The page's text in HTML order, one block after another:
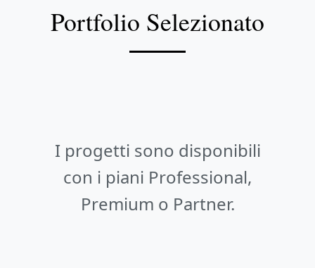
Portfolio Selezionato
I progetti sono disponibili
con i piani Professional,
Premium o Partner.